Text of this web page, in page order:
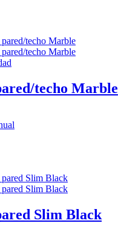
techo Marble
Slim Black